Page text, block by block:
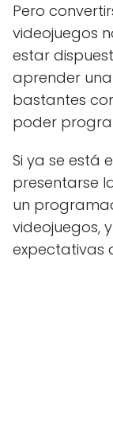
Pero
videojuegos
estar
aprender
bastantes
poder
Si ya se está
presentarse
un
videojuegos,
expectativas